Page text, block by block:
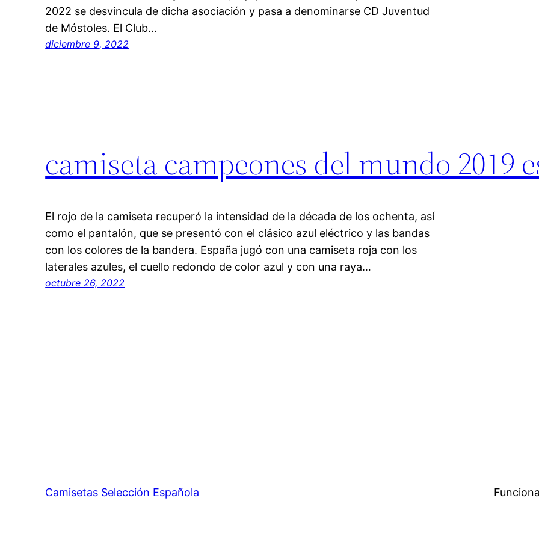
2022 se desvincula de dicha asociación y pasa a denominarse CD Juventud
de Móstoles. El Club…
diciembre 9, 2022
camiseta campeones del mundo 2019
El rojo de la camiseta recuperó la intensidad de la década de los ochenta, así
como el pantalón, que se presentó con el clásico azul eléctrico y las bandas
con los colores de la bandera. España jugó con una camiseta roja con los
laterales azules, el cuello redondo de color azul y con una raya…
octubre 26, 2022
Camisetas Selección Española